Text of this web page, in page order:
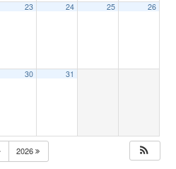
23 24 25 26
30 31
2026